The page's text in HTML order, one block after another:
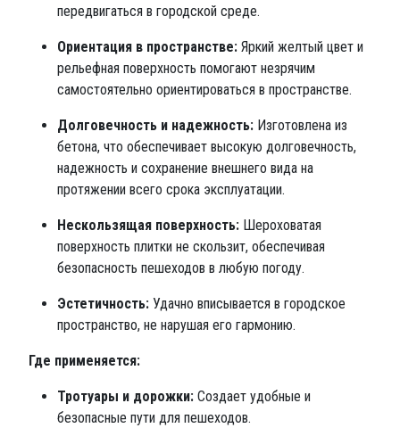
передвигаться в городской среде.
Ориентация в пространстве: Яркий желтый цвет и
рельефная поверхность помогают незрячим
самостоятельно ориентироваться в пространстве.
Долговечность и надежность: Изготовлена из
бетона, что обеспечивает высокую долговечность,
надежность и сохранение внешнего вида на
протяжении всего срока эксплуатации.
Нескользящая поверхность: Шероховатая
поверхность плитки не скользит, обеспечивая
безопасность пешеходов в любую погоду.
Эстетичность: Удачно вписывается в городское
пространство, не нарушая его гармонию.
Где применяется:
Тротуары и дорожки: Создает удобные и
безопасные пути для пешеходов.